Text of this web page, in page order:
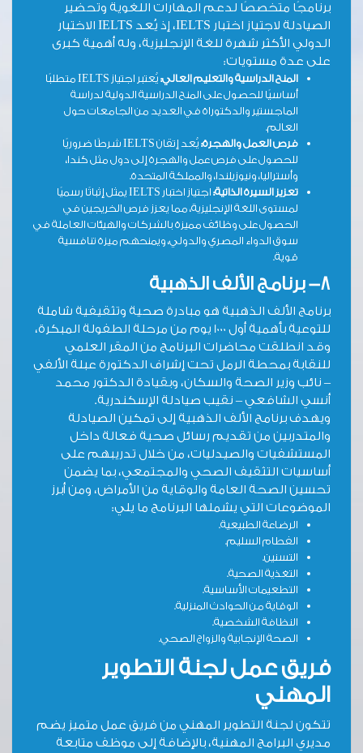
برنامجًا متخصصًا لدعم المهارات اللغوية وتحضير
الصيادلة لاجتياز اختبار IELTS، إذ يُعد IELTS الاختبار
الدولي الأكثر شهرة للغة الإنجليزية، وله أهمية كبرى
على عدة مستويات:
المنح الدراسية والتعليم العالي:
يُعتبر اجتياز IELTS متطلبًا
أساسيًا للحصول على المنح الدراسية الدولية لدراسة
الماجستير والدكتوراة في العديد من الجامعات حول
العالم.
فرص العمل والهجرة:
يُعد إتقان IELTS شرطًا ضروريًا
للحصول على فرص عمل والهجرة إلى دول مثل كندا،
وأستراليا، ونيوزيلندا، والمملكة المتحدة.
تعزيز السيرة الذاتية:
اجتياز اختبار IELTS يمثل إثباتًا رسميًا
لمستوى اللغة الإنجليزية، مما يعزز فرص الخريجين في
الحصول على وظائف مميزة بالشركات والهيئات العاملة في
سوق الدواء المصري والدولي، ويمنحهم ميزة تنافسية
قوية.
8- برنامج الألف الذهبية
برنامج الألف الذهبية هو مبادرة صحية وتثقيفية شاملة
للتوعية بأهمية أول 1000 يوم من مرحلة الطفولة المبكرة،
وقد انطلقت محاضرات البرنامج من المقر العلمي
للنقابة بمحطة الرمل تحت إشراف الدكتورة عبلة الألفي
– نائب وزير الصحة والسكان، وبقيادة الدكتور محمد
أنسي الشافعي – نقيب صيادلة الإسكندرية.
ويهدف برنامج الألف الذهبية إلى تمكين الصيادلة
والمتدربين من تقديم رسائل صحية فعالة داخل
المستشفيات والصيدليات، من خلال تدريبهم على
أساسيات التثقيف الصحي والمجتمعي، بما يضمن
تحسين الصحة العامة والوقاية من الأمراض، ومن أبرز
الموضوعات التي يشملها البرنامج ما يلي:
الرضاعة الطبيعية.
الفطام السليم.
التسنين.
التغذية الصحية.
التطعيمات الأساسية.
الوقاية من الحوادث المنزلية.
النظافة الشخصية.
الصحة الإنجابية والزواج الصحي.
فريق عمل لجنة التطوير
المهني
تتكون لجنة التطوير المهني من فريق عمل متميز يضم
مديري البرامج المهنية، بالإضافة إلى موظف متابعة